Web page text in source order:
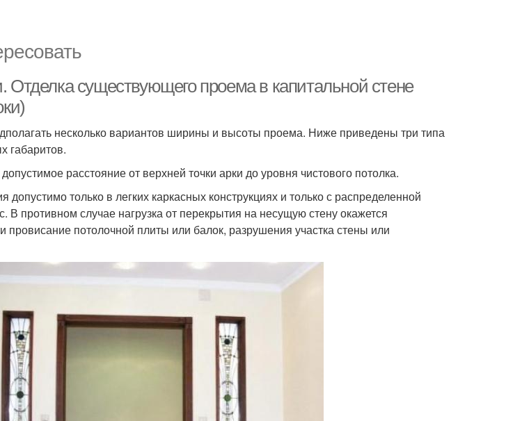
Отделка существующего проема в капитальной стене
несколько вариантов ширины и высоты проема. Ниже приведены три типа
габаритов.
расстояние от верхней точки арки до уровня чистового потолка.
допустимо только в легких каркасных конструкциях и только с распределенной
В противном случае нагрузка от перекрытия на несущую стену окажется
провисание потолочной плиты или балок, разрушения участка стены или